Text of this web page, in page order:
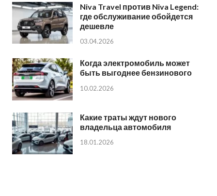
Niva Travel против Niva Legend:
где обслуживание обойдется
дешевле
03.04.2026
Когда электромобиль может
быть выгоднее бензинового
10.02.2026
Какие траты ждут нового
владельца автомобиля
18.01.2026